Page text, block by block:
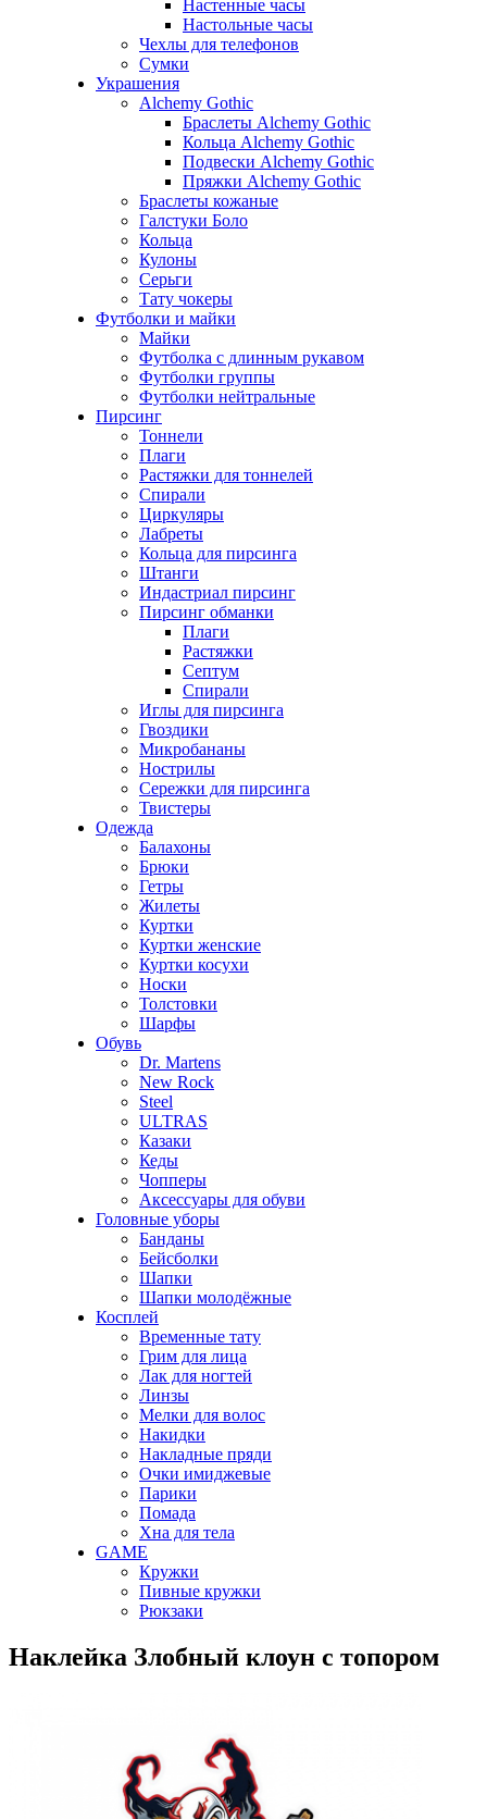
Настенные часы
Настольные часы
Чехлы для телефонов
Сумки
Украшения
Alchemy Gothic
Браслеты Alchemy Gothic
Кольца Alchemy Gothic
Подвески Alchemy Gothic
Пряжки Alchemy Gothic
Браслеты кожаные
Галстуки Боло
Кольца
Кулоны
Серьги
Тату чокеры
Футболки и майки
Майки
Футболка с длинным рукавом
Футболки группы
Футболки нейтральные
Пирсинг
Тоннели
Плаги
Растяжки для тоннелей
Спирали
Циркуляры
Лабреты
Кольца для пирсинга
Штанги
Индастриал пирсинг
Пирсинг обманки
Плаги
Растяжки
Септум
Спирали
Иглы для пирсинга
Гвоздики
Микробананы
Нострилы
Сережки для пирсинга
Твистеры
Одежда
Балахоны
Брюки
Гетры
Жилеты
Куртки
Куртки женские
Куртки косухи
Носки
Толстовки
Шарфы
Обувь
Dr. Martens
New Rock
Steel
ULTRAS
Казаки
Кеды
Чопперы
Аксессуары для обуви
Головные уборы
Банданы
Бейсболки
Шапки
Шапки молодёжные
Косплей
Временные тату
Грим для лица
Лак для ногтей
Линзы
Мелки для волос
Накидки
Накладные пряди
Очки имиджевые
Парики
Помада
Хна для тела
GAME
Кружки
Пивные кружки
Рюкзаки
Наклейка Злобный клоун с топором